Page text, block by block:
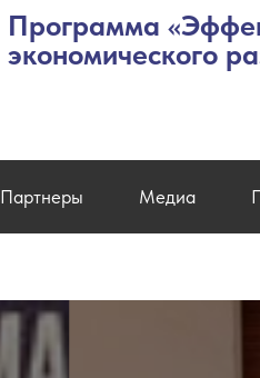
Программа
экономического
Партнеры Медиа